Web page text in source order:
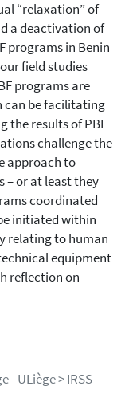
“relaxation” of
a deactivation of
programs in Benin
field studies
programs are
can be facilitating
the results of PBF
challenge the
approach to
– or at least they
coordinated
initiated within
relating to human
equipment
reflection on
- ULiège > IRSS